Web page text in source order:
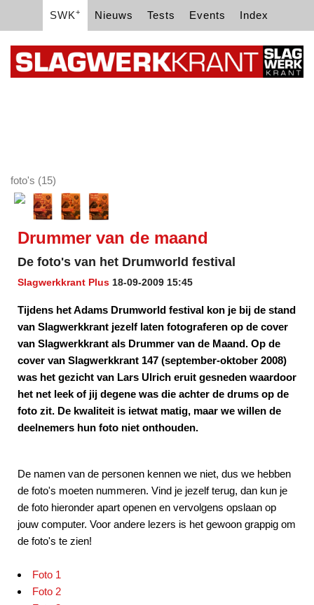
SWK+ Nieuws Tests Events Index
foto's (15)
Drummer van de maand
De foto's van het Drumworld festival
Slagwerkkrant Plus 18-09-2009 15:45
Tijdens het Adams Drumworld festival kon je bij de stand
van Slagwerkkrant jezelf laten fotograferen op de cover
van Slagwerkkrant als Drummer van de Maand. Op de
cover van Slagwerkkrant 147 (september-oktober 2008)
was het gezicht van Lars Ulrich eruit gesneden waardoor
het net leek of jij degene was die achter de drums op de
foto zit. De kwaliteit is ietwat matig, maar we willen de
deelnemers hun foto niet onthouden.
De namen van de personen kennen we niet, dus we hebben
de foto's moeten nummeren. Vind je jezelf terug, dan kun je
de foto hieronder apart openen en vervolgens opslaan op
jouw computer. Voor andere lezers is het gewoon grappig om
de foto's te zien!
Foto 1
Foto 2